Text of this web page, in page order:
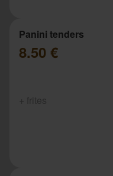
Panini tenders
8.50 €